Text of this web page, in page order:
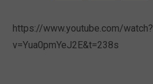
https://www.youtube.com/watch?
v=Yua0pmYeJ2E&t=238s